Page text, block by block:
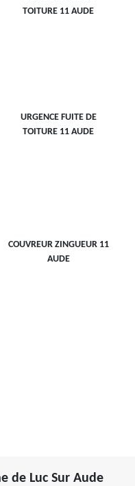
TOITURE 11 AUDE
URGENCE FUITE DE
TOITURE 11 AUDE
COUVREUR ZINGUEUR 11
AUDE
de Luc Sur Aude